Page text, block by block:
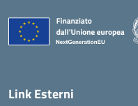
Link Esterni